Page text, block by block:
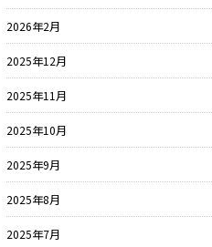
2026年2月
2025年12月
2025年11月
2025年10月
2025年9月
2025年8月
2025年7月